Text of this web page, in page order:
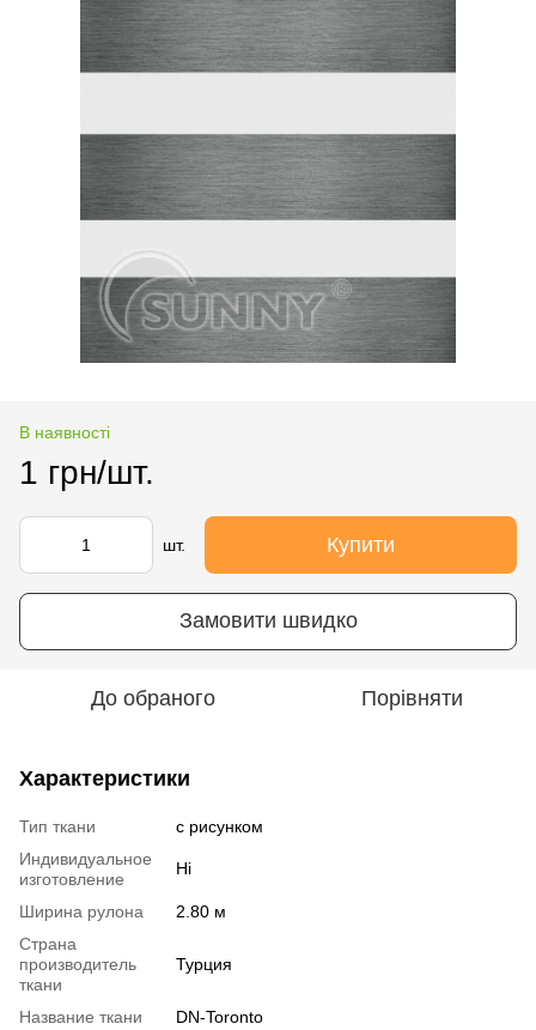
В наявності
1 грн/шт.
шт. Купити
Замовити швидко
До обраного Порівняти
Характеристики
Тип ткани
с рисунком
Индивидуальное
изготовление
Ні
Ширина рулона
2.80 м
Страна
производитель
ткани
Турция
Название ткани
DN-Toronto